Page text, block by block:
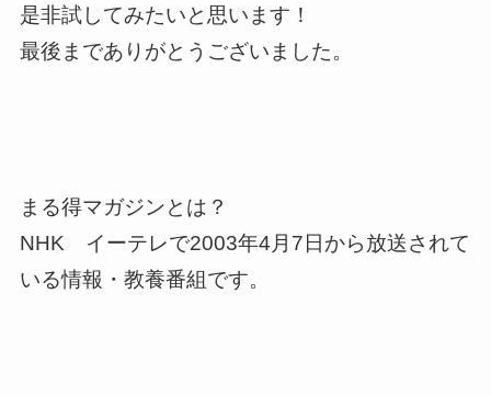
是非試してみたいと思います！
最後までありがとうございました。
まる得マガジンとは？
NHK イーテレで2003年4月7日から放送されて
いる情報・教養番組です。